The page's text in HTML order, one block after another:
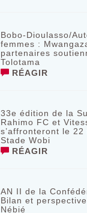
Bobo-Dioulasso/
femmes :
partenaires
Tolotama
RÉAGIR
33e édition de la
Rahimo FC et
s’affronteront le 22
Stade Wobi
RÉAGIR
AN II de la
Bilan et
Nébié